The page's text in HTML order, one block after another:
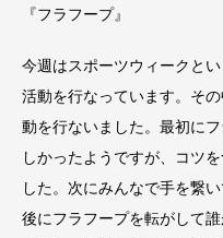
『フラフープ』
今週はスポーツウィークと
活動を行なっています。そ
動を行ないました。最初に
しかったようですが、コツ
した。次にみんなで手を繋
後にフラフープを転がして